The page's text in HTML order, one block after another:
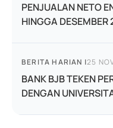
PENJUALAN NETO
HINGGA DESEMBER
BERITA HARIAN |25
BANK BJB TEKEN
DENGAN